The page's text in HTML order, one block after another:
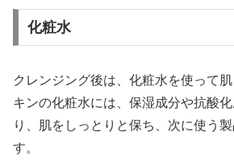
化粧水
クレンジング後は、化粧水を使って
キンの化粧水には、保湿成分や抗酸
り、肌をしっとりと保ち、次に使う
す。